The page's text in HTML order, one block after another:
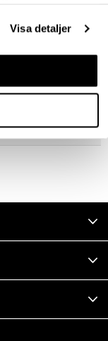
Visa detaljer